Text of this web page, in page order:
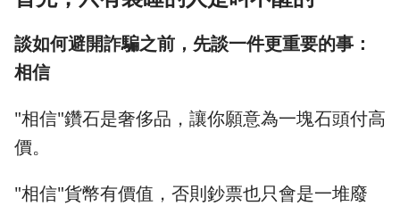
談如何避開詐騙之前，先談一件更重要的事：
相信
"相信"鑽石是奢侈品，讓你願意為一塊石頭付高
價。
"相信"貨幣有價值，否則鈔票也只會是一堆廢